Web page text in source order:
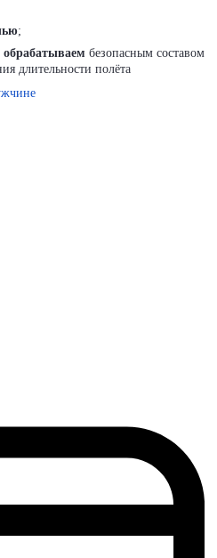
;
обрабатываем безопасным составом
длительности полёта